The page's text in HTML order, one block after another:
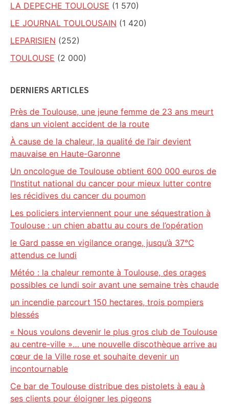
LA DEPECHE TOULOUSE (1 570)
LE JOURNAL TOULOUSAIN (1 420)
LEPARISIEN (252)
TOULOUSE (2 000)
DERNIERS ARTICLES
Près de Toulouse, une jeune femme de 23 ans meurt
dans un violent accident de la route
À cause de la chaleur, la qualité de l’air devient
mauvaise en Haute-Garonne
Un oncologue de Toulouse obtient 600 000 euros de
l’Institut national du cancer pour mieux lutter contre
les récidives du cancer du poumon
Les policiers interviennent pour une séquestration à
Toulouse : un chien abattu au cours de l’opération
le Gard passe en vigilance orange, jusqu’à 37°C
attendus ce lundi
Météo : la chaleur remonte à Toulouse, des orages
possibles ce lundi soir avant une semaine très chaude
un incendie parcourt 150 hectares, trois pompiers
blessés
« Nous voulons devenir le plus gros club de Toulouse
au centre-ville »… une nouvelle discothèque arrive au
cœur de la Ville rose et souhaite devenir un
incontournable
Ce bar de Toulouse distribue des pistolets à eau à
ses clients pour éloigner les pigeons